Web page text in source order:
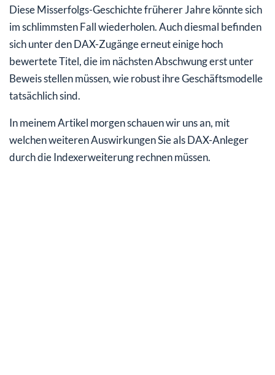
Diese Misserfolgs-Geschichte früherer Jahre könnte sich
im schlimmsten Fall wiederholen. Auch diesmal befinden
sich unter den DAX-Zugänge erneut einige hoch
bewertete Titel, die im nächsten Abschwung erst unter
Beweis stellen müssen, wie robust ihre Geschäftsmodelle
tatsächlich sind.
In meinem Artikel morgen schauen wir uns an, mit
welchen weiteren Auswirkungen Sie als DAX-Anleger
durch die Indexerweiterung rechnen müssen.